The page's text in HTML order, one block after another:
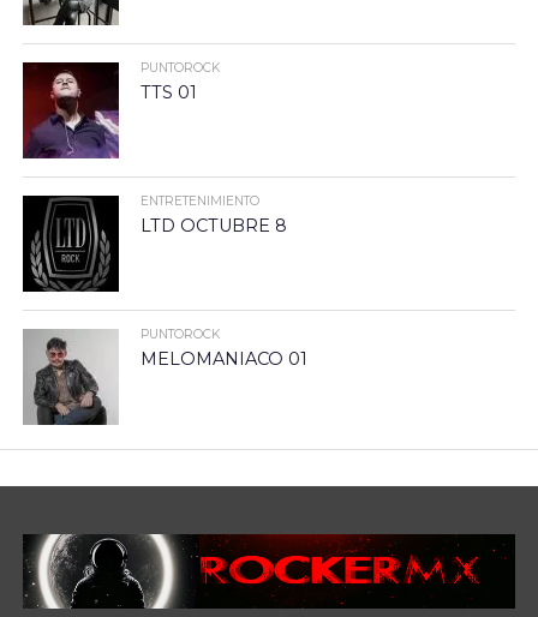
PUNTOROCK
TTS 01
ENTRETENIMIENTO
LTD OCTUBRE 8
PUNTOROCK
MELOMANIACO 01